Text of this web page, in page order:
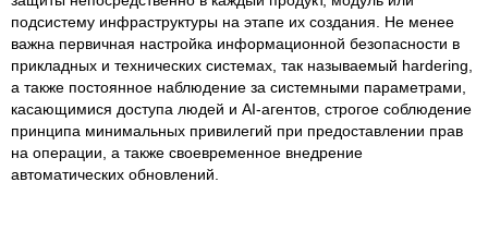
подсистему инфраструктуры на этапе их создания. Не менее
важна первичная настройка информационной безопасности в
прикладных и технических системах, так называемый hardering,
а также постоянное наблюдение за системными параметрами,
касающимися доступа людей и AI-агентов, строгое соблюдение
принципа минимальных привилегий при предоставлении прав
на операции, а также своевременное внедрение
автоматических обновлений.